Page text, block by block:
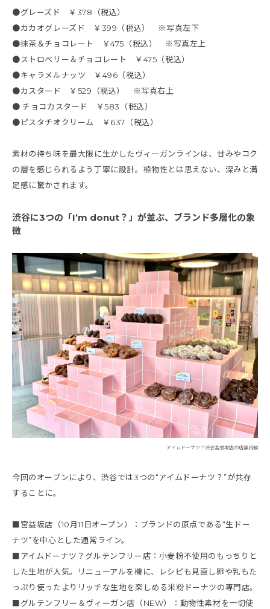
●グレーズド ￥378（税込）
●カカオグレーズド ￥399（税込） ※写真左下
●抹茶＆チョコレート ￥475（税込） ※写真左上
●ストロベリー＆チョコレート ￥475（税込）
●キャラメルナッツ ￥496（税込）
●カスタード ￥529（税込） ※写真右上
● チョコカスタード ￥583（税込）
●ピスタチオクリーム ￥637（税込）
素材の持ち味を最大限に生かしたヴィーガンラインは、甘みやコク
の層を感じられるよう丁寧に設計。植物性とは思えない、深みと満
足感に驚かされます。
渋谷に3つの「I’m donut？」が並ぶ、ブランド多層化の象
徴
アイムドーナツ？渋谷宮益坂店の店舗内観
今回のオープンにより、渋谷では3つの“アイムドーナツ？”が共存
することに。
■宮益坂店（10月11日オープン）：ブランドの原点である“生ドー
ナツ”を中心とした通常ライン。
■アイムドーナツ？グルテンフリー店：小麦粉不使用のもっちりと
した生地が人気。リニューアルを機に、レシピも見直し卵や乳もた
っぷり使ったよりリッチな生地を楽しめる米粉ドーナツの専門店。
■グルテンフリー＆ヴィーガン店（NEW）：動物性素材を一切使